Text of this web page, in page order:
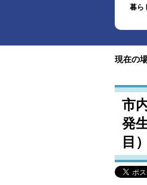
暮ら
現在の
市
発
目